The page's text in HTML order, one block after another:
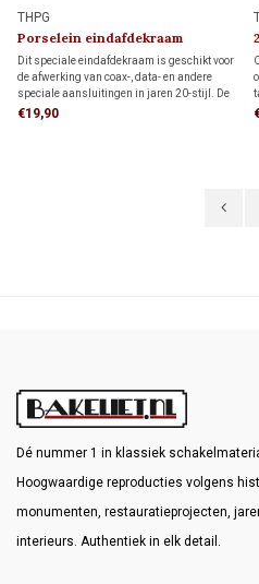
THPG
Porselein eindafdekraam
(Speciale Aansluiting)
Dit speciale eindafdekraam is geschikt voor
de afwerking van coax-, data- en andere
speciale aansluitingen in jaren 20-stijl. De
authentieke uitstraling maakt het ideaal
€19,90
Dé nummer 1 in klassiek
Hoogwaardige reproducties volgens
monumenten, restauratieprojecten,
interieurs. Authentiek in elk detail.